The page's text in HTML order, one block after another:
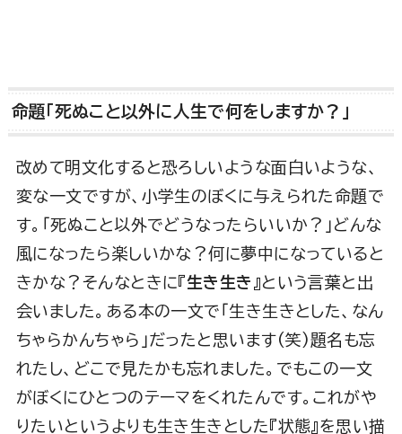
命題「死ぬこと以外に人生で何をしますか？」
改めて明文化すると恐ろしいような面白いような、
変な一文ですが、小学生のぼくに与えられた命題で
す。「死ぬこと以外でどうなったらいいか？」どんな
風になったら楽しいかな？何に夢中になっていると
きかな？そんなときに『生き生き 』という言葉と出
会いました。ある本の一文で「生き生きとした、なん
ちゃらかんちゃら」だったと思います(笑)題名も忘
れたし、どこで見たかも忘れました。でもこの一文
がぼくにひとつのテーマをくれたんです。これがや
りたいというよりも生き生きとした『状態』を思い描